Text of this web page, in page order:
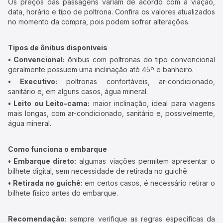
Os preços das passagens variam de acordo com a viação,
data, horário e tipo de poltrona. Confira os valores atualizados
no momento da compra, pois podem sofrer alterações.
Tipos de ônibus disponíveis
• Convencional: ônibus com poltronas do tipo convencional
geralmente possuem uma inclinação até 45º e banheiro.
• Executivo: poltronas confortáveis, ar-condicionado,
sanitário e, em alguns casos, água mineral.
• Leito ou Leito-cama: maior inclinação, ideal para viagens
mais longas, com ar-condicionado, sanitário e, possivelmente,
água mineral.
Como funciona o embarque
• Embarque direto: algumas viações permitem apresentar o
bilhete digital, sem necessidade de retirada no guichê.
• Retirada no guichê: em certos casos, é necessário retirar o
bilhete físico antes do embarque.
Recomendação: sempre verifique as regras específicas da